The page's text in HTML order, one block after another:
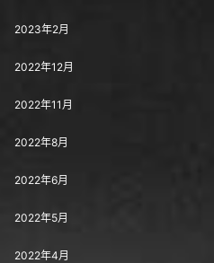
2023年2月
2022年12月
2022年11月
2022年8月
2022年6月
2022年5月
2022年4月